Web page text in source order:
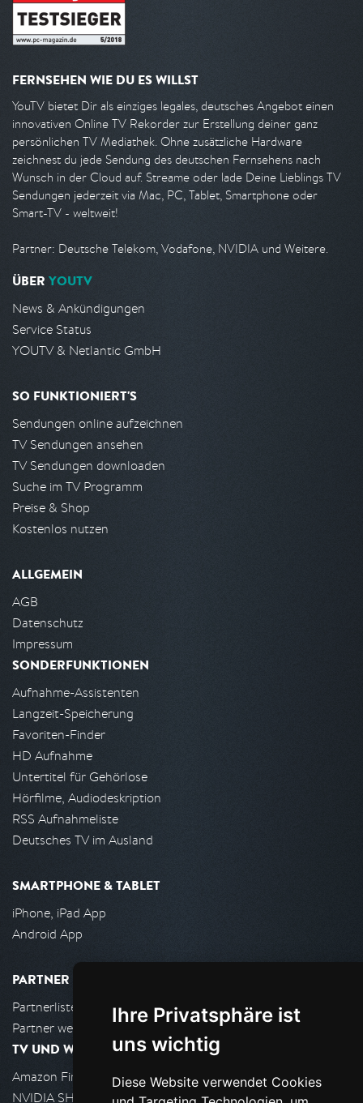
Ihre Privatsphäre ist
uns wichtig
Diese Website verwendet Cookies
FERNSEHEN WIE DU ES WILLST
YouTV bietet Dir als einziges legales, deutsches Angebot einen
innovativen Online TV Rekorder zur Erstellung deiner ganz
persönlichen TV Mediathek. Ohne zusätzliche Hardware
zeichnest du jede Sendung des deutschen Fernsehens nach
Wunsch in der Cloud auf. Streame oder lade Deine Lieblings TV
Sendungen jederzeit via Mac, PC, Tablet, Smartphone oder
Smart-TV - weltweit!
Partner: Deutsche Telekom, Vodafone, NVIDIA und Weitere.
ÜBER YOUTV
News & Ankündigungen
Service Status
YOUTV & Netlantic GmbH
SO FUNKTIONIERT'S
Sendungen online aufzeichnen
TV Sendungen ansehen
TV Sendungen downloaden
Suche im TV Programm
Preise & Shop
Kostenlos nutzen
ALLGEMEIN
AGB
Datenschutz
Impressum
SONDERFUNKTIONEN
Aufnahme-Assistenten
Langzeit-Speicherung
Favoriten-Finder
HD Aufnahme
Untertitel für Gehörlose
Hörfilme, Audiodeskription
RSS Aufnahmeliste
Deutsches TV im Ausland
SMARTPHONE & TABLET
iPhone, iPad App
Android App
PARTNER
Partnerliste
Partner werden
TV UND WOHNZIMMER
Amazon FireTV
NVIDIA SHIELD, Google TV